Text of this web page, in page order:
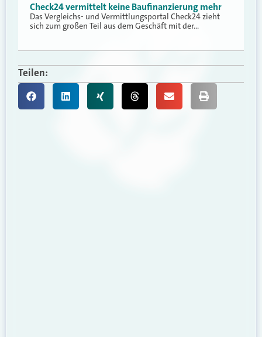
Check24 vermittelt keine Baufinanzierung mehr
Das Vergleichs- und Vermittlungsportal Check24 zieht
sich zum großen Teil aus dem Geschäft mit der…
Teilen: